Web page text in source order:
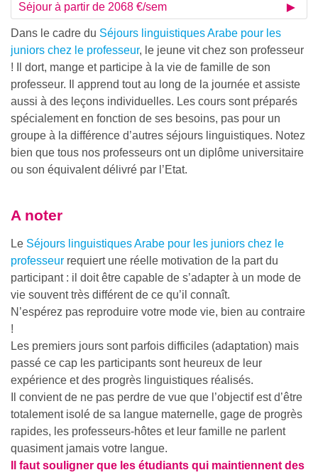
Séjour à partir de 2068 €/sem
Dans le cadre du Séjours linguistiques Arabe pour les
juniors chez le professeur, le jeune vit chez son professeur
! Il dort, mange et participe à la vie de famille de son
professeur. Il apprend tout au long de la journée et assiste
aussi à des leçons individuelles. Les cours sont préparés
spécialement en fonction de ses besoins, pas pour un
groupe à la différence d’autres séjours linguistiques. Notez
bien que tous nos professeurs ont un diplôme universitaire
ou son équivalent délivré par l’Etat.
A noter
Le Séjours linguistiques Arabe pour les juniors chez le
professeur requiert une réelle motivation de la part du
participant : il doit être capable de s’adapter à un mode de
vie souvent très différent de ce qu’il connaît.
N’espérez pas reproduire votre mode vie, bien au contraire
!
Les premiers jours sont parfois difficiles (adaptation) mais
passé ce cap les participants sont heureux de leur
expérience et des progrès linguistiques réalisés.
Il convient de ne pas perdre de vue que l’objectif est d’être
totalement isolé de sa langue maternelle, gage de progrès
rapides, les professeurs-hôtes et leur famille ne parlent
quasiment jamais votre langue.
Il faut souligner que les étudiants qui maintiennent des